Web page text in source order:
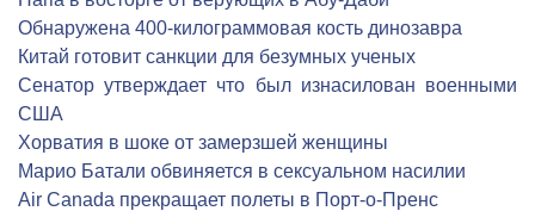
Обнаружена 400-килограммовая кость динозавра
Китай готовит санкции для безумных ученых
Сенатор утверждает что был изнасилован военными
США
Хорватия в шоке от замерзшей женщины
Марио Батали обвиняется в сексуальном насилии
Air Canada прекращает полеты в Порт-о-Пренс